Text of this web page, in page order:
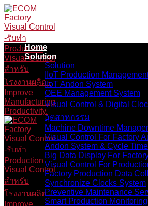
Skip
to
content
Home
Solution
Solution
IIoT Production
IIoT Andon System
OEE Management System
Visual Control & Digital
อุตสาหกรรม
Machine Downtime
Visual Control For Factory
Andon System & Cycle
Big Data Display For
Visual Control For
Factory Production Data
Synchronize Clocks System
Preventive Maintenance
Smart Production Monitoring